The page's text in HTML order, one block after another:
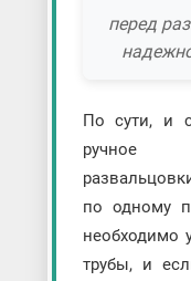
перед
По сути, и
ручное
по одному
необходимо
трубы, и